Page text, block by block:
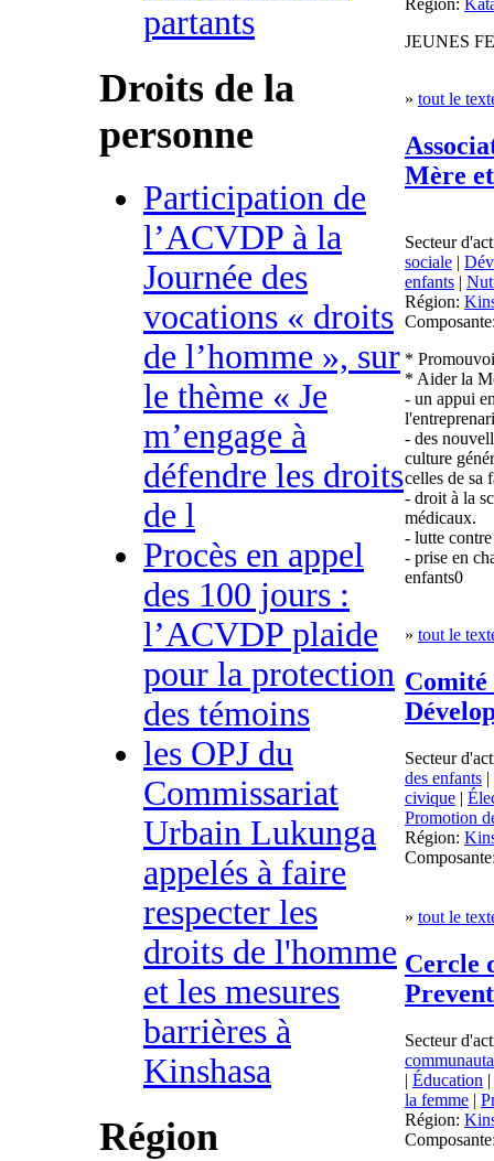
partants
Droits de la
personne
Participation de
l’ACVDP à la
Journée des
vocations « droits
de l’homme », sur
le thème « Je
m’engage à
défendre les droits
de l
Procès en appel
des 100 jours :
l’ACVDP plaide
pour la protection
des témoins
les OPJ du
Commissariat
Urbain Lukunga
appelés à faire
respecter les
droits de l'homme
et les mesures
barrières à
Kinshasa
Région
Région:
JEUNES
» tout le
Mère
Secteur
sociale |
enfants |
Région:
*
* Aider la
- un appui
- des
culture
celles de sa
- droit à la
médicaux.
- lutte
- prise en
enfants0
» tout le
Comité
Secteur
des enfants |
civique |
Promotion
Région:
» tout le
Cercle
Secteur
| Éducation |
la femme |
Région: